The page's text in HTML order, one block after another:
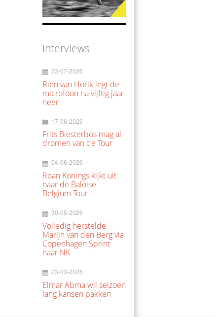
Interviews
23-07-2026
Rien van Horik legt de
microfoon na vijftig jaar
neer
17-06-2026
Frits Biesterbos mag al
dromen van de Tour
04-06-2026
Roan Konings kijkt uit
naar de Baloise
Belgium Tour
30-05-2026
Volledig herstelde
Marijn van den Berg via
Copenhagen Sprint
naar NK
23-03-2026
Elmar Abma wil seizoen
lang kansen pakken